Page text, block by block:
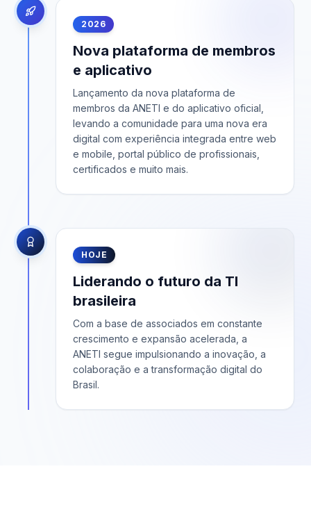
2026
Nova plataforma de membros
e aplicativo
Lançamento da nova plataforma de
membros da ANETI e do aplicativo oficial,
levando a comunidade para uma nova era
digital com experiência integrada entre web
e mobile, portal público de profissionais,
certificados e muito mais.
HOJE
Liderando o futuro da TI
brasileira
Com a base de associados em constante
crescimento e expansão acelerada, a
ANETI segue impulsionando a inovação, a
colaboração e a transformação digital do
Brasil.